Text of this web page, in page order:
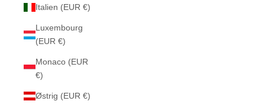
Italien (EUR €)
Luxembourg
(EUR €)
Monaco (EUR
€)
Østrig (EUR €)